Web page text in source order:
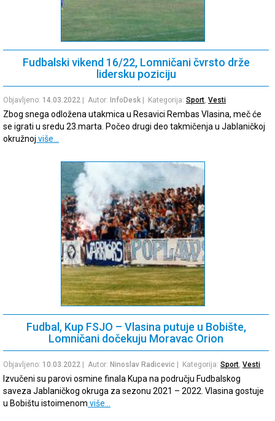
Fudbalski vikend 16/22, Lomničani čvrsto drže
lidersku poziciju
Objavljeno: 14.03.2022 | Autor: InfoDesk | Kategorija: Sport Vesti
Zbog snega odložena utakmica u Resavici Rembas Vlasina, meč će
se igrati u sredu 23.marta. Počeo drugi deo takmičenja u Jablaničkoj
okružnoj više…
Fudbal, Kup FSJO – Vlasina putuje u Bobište,
Lomničani dočekuju Moravac Orion
Objavljeno: 10.03.2022 | Autor: Ninoslav Radicevic | Kategorija: Sport Vesti
Izvučeni su parovi osmine finala Kupa na području Fudbalskog
saveza Jablaničkog okruga za sezonu 2021 – 2022. Vlasina gostuje
u Bobištu istoimenom više…